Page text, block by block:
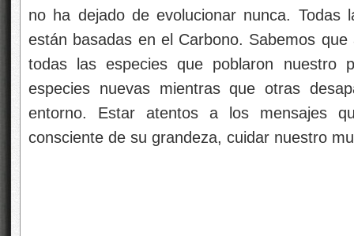
no ha dejado de evolucionar nunca. Todas
están basadas en el Carbono. Sabemos
todas las especies que poblaron nuestro
especies nuevas mientras que otras
entorno. Estar atentos a los mensajes
consciente de su grandeza, cuidar nuestro